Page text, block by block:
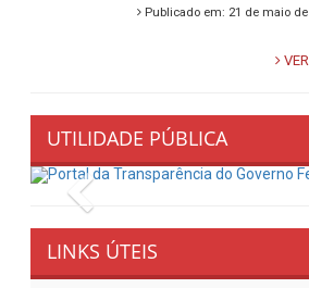
Publicado em: 21 de maio de
UTILIDADE PÚBLICA
Previous
LINKS ÚTEIS